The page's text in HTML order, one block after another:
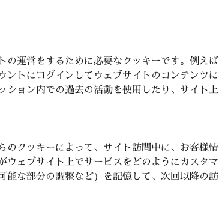
の運営をするために必要なクッキーです。例えば
トにログインしてウェブサイトのコンテンツに
ション内での過去の活動を使用したり、サイト上
のクッキーによって、サイト訪問中に、お客様情
ェブサイト上でサービスをどのようにカスタマ
能な部分の調整など）を記憶して、次回以降の訪